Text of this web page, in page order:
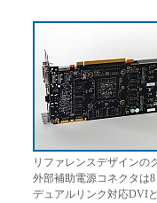
リファレンスデザインの
外部補助電源コネクタは
デュアルリンク対応DVI